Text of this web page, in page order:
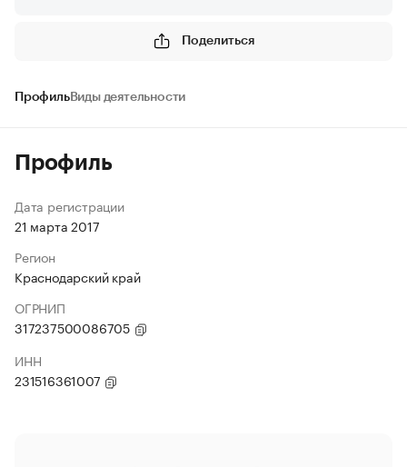
Поделиться
ПрофильВиды деятельности
Профиль
Дата регистрации
21 марта 2017
Регион
Краснодарский край
ОГРНИП
317237500086705
ИНН
231516361007